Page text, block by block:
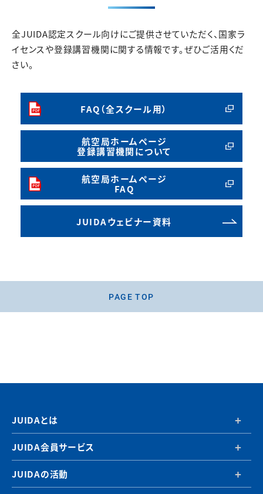
全JUIDA認定スクール向けにご提供させていただく、国家ラ
イセンスや登録講習機関に関する情報です。ぜひご活用くだ
さい。
FAQ（全スクール用）
航空局ホームページ
登録講習機関について
航空局ホームページ
FAQ
JUIDAウェビナー資料
PAGE TOP
JUIDAとは
JUIDA会員サービス
JUIDAの活動